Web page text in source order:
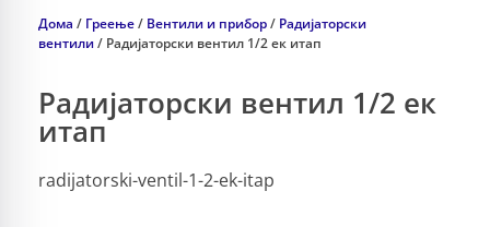
Дома / Греење/ Вентили и прибор/ Радијаторски
вентили/ Радијаторски вентил 1/2 ек итап
Радијаторски вентил 1/2 ек
итап
radijatorski-ventil-1-2-ek-itap